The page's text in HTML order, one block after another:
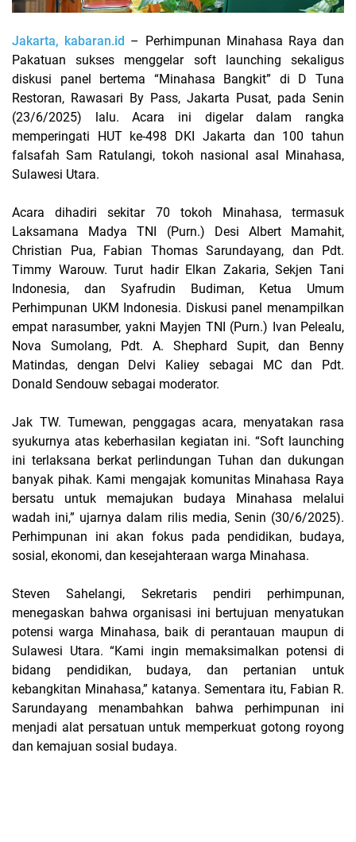
Jakarta, kabaran.id – Perhimpunan Minahasa Raya dan
Pakatuan sukses menggelar soft launching sekaligus
diskusi panel bertema “Minahasa Bangkit” di D Tuna
Restoran, Rawasari By Pass, Jakarta Pusat, pada Senin
(23/6/2025) lalu. Acara ini digelar dalam rangka
memperingati HUT ke-498 DKI Jakarta dan 100 tahun
falsafah Sam Ratulangi, tokoh nasional asal Minahasa,
Sulawesi Utara.
Acara dihadiri sekitar 70 tokoh Minahasa, termasuk
Laksamana Madya TNI (Purn.) Desi Albert Mamahit,
Christian Pua, Fabian Thomas Sarundayang, dan Pdt.
Timmy Warouw. Turut hadir Elkan Zakaria, Sekjen Tani
Indonesia, dan Syafrudin Budiman, Ketua Umum
Perhimpunan UKM Indonesia. Diskusi panel menampilkan
empat narasumber, yakni Mayjen TNI (Purn.) Ivan Pelealu,
Nova Sumolang, Pdt. A. Shephard Supit, dan Benny
Matindas, dengan Delvi Kaliey sebagai MC dan Pdt.
Donald Sendouw sebagai moderator.
Jak TW. Tumewan, penggagas acara, menyatakan rasa
syukurnya atas keberhasilan kegiatan ini. “Soft launching
ini terlaksana berkat perlindungan Tuhan dan dukungan
banyak pihak. Kami mengajak komunitas Minahasa Raya
bersatu untuk memajukan budaya Minahasa melalui
wadah ini,” ujarnya dalam rilis media, Senin (30/6/2025).
Perhimpunan ini akan fokus pada pendidikan, budaya,
sosial, ekonomi, dan kesejahteraan warga Minahasa.
Steven Sahelangi, Sekretaris pendiri perhimpunan,
menegaskan bahwa organisasi ini bertujuan menyatukan
potensi warga Minahasa, baik di perantauan maupun di
Sulawesi Utara. “Kami ingin memaksimalkan potensi di
bidang pendidikan, budaya, dan pertanian untuk
kebangkitan Minahasa,” katanya. Sementara itu, Fabian R.
Sarundayang menambahkan bahwa perhimpunan ini
menjadi alat persatuan untuk memperkuat gotong royong
dan kemajuan sosial budaya.